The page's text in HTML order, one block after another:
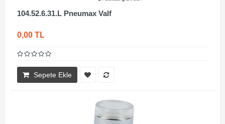
104.52.6.31.L Pneumax Valf
0,00 TL
Sepete Ekle